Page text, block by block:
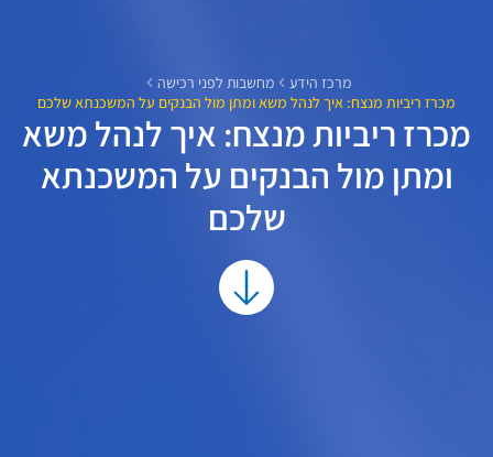
מרכז הידע
מחשבות לפני רכישה
מכרז ריביות מנצח: איך לנהל משא ומתן מול הבנקים על המשכנתא שלכם
מכרז ריביות מנצח: איך לנהל משא
ומתן מול הבנקים על המשכנתא
שלכם